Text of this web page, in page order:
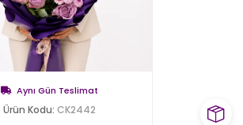
Aynı Gün Teslimat
Ürün Kodu: CK2442